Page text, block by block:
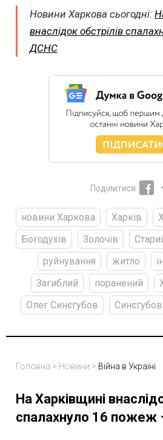
Новини Харкова сьогодні:
внаслідок обстрілів
ДСНС
Поділитися
новини Харкова Харків
Богодухів
Золочів
руйнування
житло
Загиблий
поранений
Олег Синєгубов
Головна > Новини > Війна в Україні
На Харківщині
спалахнуло 16